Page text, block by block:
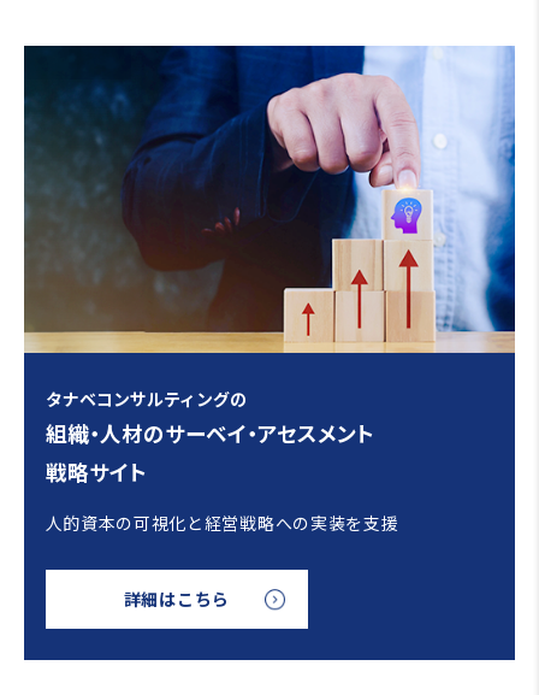
タナベコンサルティングの
組織・人材のサーベイ・アセスメント
戦略サイト
人的資本の可視化と経営戦略への実装を支援
詳細はこちら